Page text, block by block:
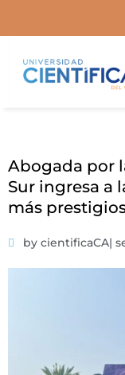
Abogada por
Sur ingresa a
más
by cientificaCA|